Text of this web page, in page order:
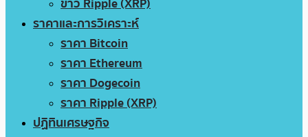
ราคาและการวิเคราะห์
ราคา Bitcoin
ราคา Ethereum
ราคา Dogecoin
ราคา Ripple (XRP)
ปฏิทินเศรษฐกิจ